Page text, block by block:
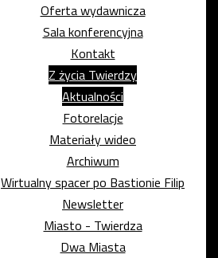
Oferta wydawnicza
Sala konferencyjna
Kontakt
Z życia Twierdzy
Aktualności
Fotorelacje
Materiały wideo
Archiwum
Wirtualny spacer po Bastionie Filip
Newsletter
Miasto - Twierdza
Dwa Miasta